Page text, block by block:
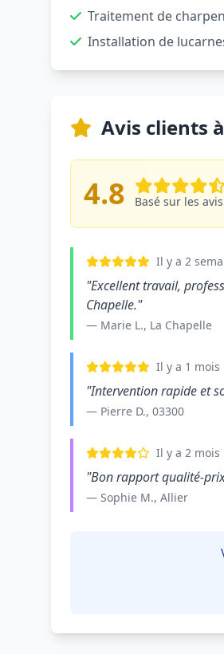
Traitement de
Installation de
Avis clients
4.8 Basé sur les
Il y a 2
"Excellent travail,
Chapelle."
— Marie L., La Chapelle
Il y a 1 mois
"Intervention rapide et
— Pierre D., 03300
Il y a 2 mois
"Bon rapport qualité-
— Sophie M., Allier